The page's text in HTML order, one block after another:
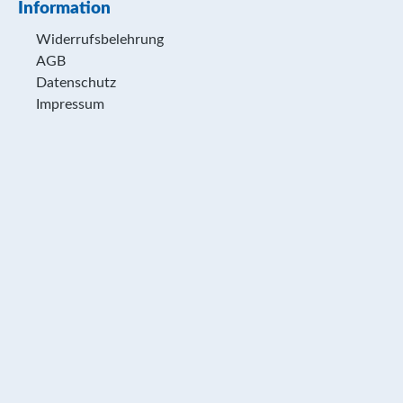
Information
Widerrufsbelehrung
AGB
Datenschutz
Impressum